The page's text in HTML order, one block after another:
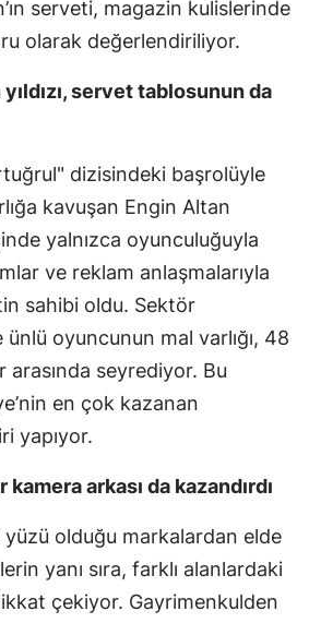
serveti, magazin kulislerinde
olarak değerlendiriliyor.
servet tablosunun da
dizisindeki başrolüyle
kavuşan Engin Altan
yalnızca oyunculuğuyla
ve reklam anlaşmalarıyla
sahibi oldu. Sektör
ünlü oyuncunun mal varlığı, 48
seyrediyor. Bu
en çok kazanan
yapıyor.
arkası da kazandırdı
olduğu markalardan elde
yanı sıra, farklı alanlardaki
çekiyor. Gayrimenkulden